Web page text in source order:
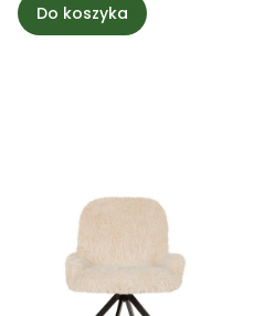
Do koszyka